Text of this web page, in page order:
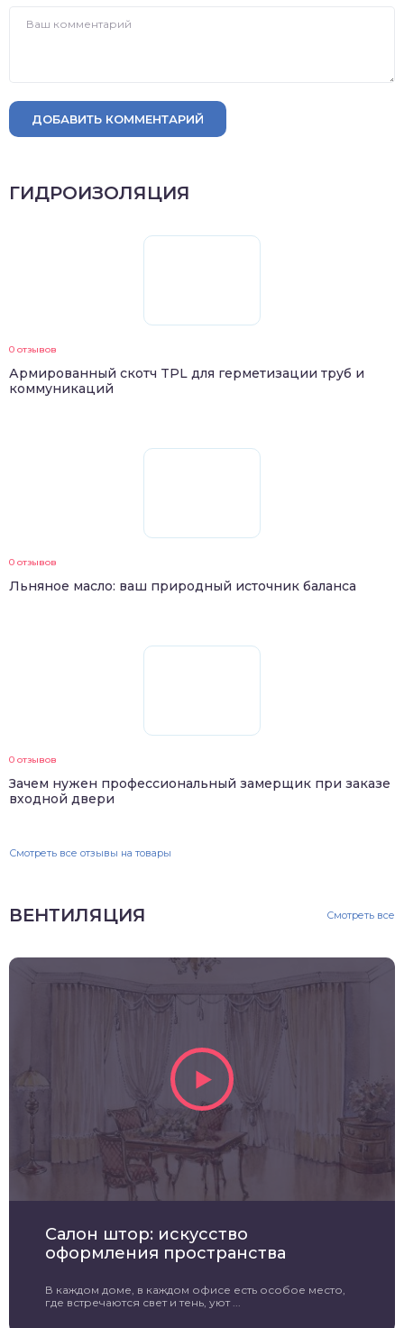
ДОБАВИТЬ КОММЕНТАРИЙ
ГИДРОИЗОЛЯЦИЯ
0 отзывов
Армированный скотч TPL для герметизации труб и
коммуникаций
0 отзывов
Льняное масло: ваш природный источник баланса
0 отзывов
Зачем нужен профессиональный замерщик при заказе
входной двери
Смотреть все отзывы на товары
ВЕНТИЛЯЦИЯ Смотреть все
Салон штор: искусство
оформления пространства
В каждом доме, в каждом офисе есть особое место,
где встречаются свет и тень, уют ...